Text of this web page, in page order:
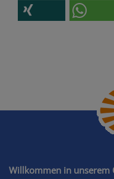
Willkommen in unserem